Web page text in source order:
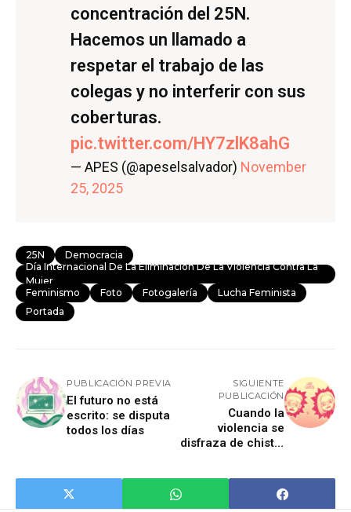
concentración del 25N.
Hacemos un llamado a
respetar el trabajo de las
colegas y no interferir con sus
coberturas.
pic.twitter.com/HY7zlK8ahG
— APES (@apeselsalvador) November
25, 2025
25N
Democracia
Día Internacional De La Eliminación De La Violencia Contra La
Mujer
Feminismo
Foto Fotogalería
Lucha Feminista
Portada
PUBLICACIÓN PREVIA
El futuro no está
escrito: se disputa
todos los días
SIGUIENTE
PUBLICACIÓN
Cuando la
violencia se
disfraza de chiste: